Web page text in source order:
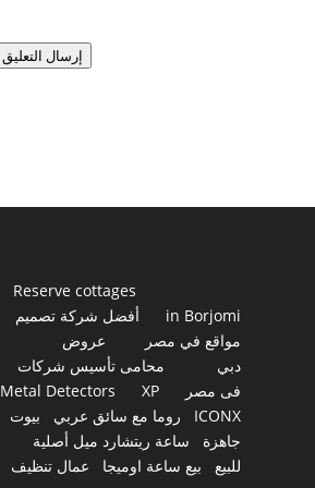
إرسال التعليق
Reserve cottages
in Borjomi
أفضل شركة تصميم
مواقع في مصر
عروض
دبي
محامى تأسيس شركات
فى مصر
Metal Detectors
XP
ICONX
روما مع سائق عربي
بيوت
جاهزة
ساعة ريتشارد ميل أصلية
للبيع
بيع ساعة اوميجا عمال تنظيف